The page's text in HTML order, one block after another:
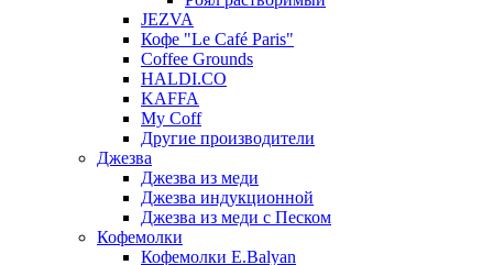
JEZVA
Кофе "Le Café Paris"
Coffee Grounds
HALDI.CO
KAFFA
My Coff
Другие производители
Джезва
Джезва из меди
Джезва индукционной
Джезва из меди с Песком
Кофемолки
Кофемолки E.Balyan